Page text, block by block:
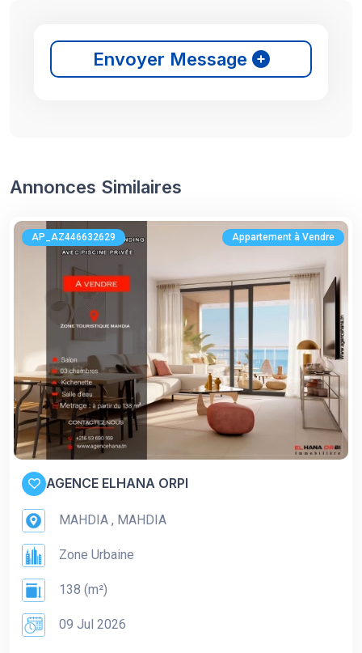
Envoyer Message
Annonces Similaires
AP_AZ446632629 Appartement à Vendre
AGENCE ELHANA ORPI
MAHDIA , MAHDIA
Zone Urbaine
138 (m²)
09 Jul 2026